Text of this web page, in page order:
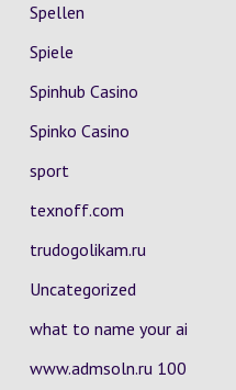
Spellen
Spiele
Spinhub Casino
Spinko Casino
sport
texnoff.com
trudogolikam.ru
Uncategorized
what to name your ai
www.admsoln.ru 100